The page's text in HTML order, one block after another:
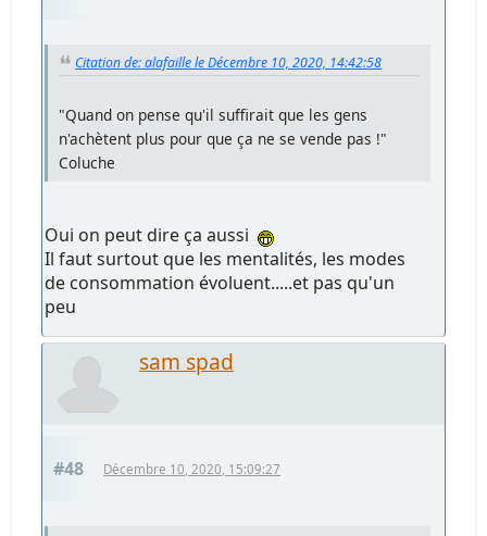
Citation de: alafaille le Décembre 10, 2020, 14:42:58
"Quand on pense qu'il suffirait que les gens
n'achètent plus pour que ça ne se vende pas !"
Coluche
Oui on peut dire ça aussi
Il faut surtout que les mentalités, les modes
de consommation évoluent.....et pas qu'un
peu
sam spad
#48 Décembre 10, 2020, 15:09:27